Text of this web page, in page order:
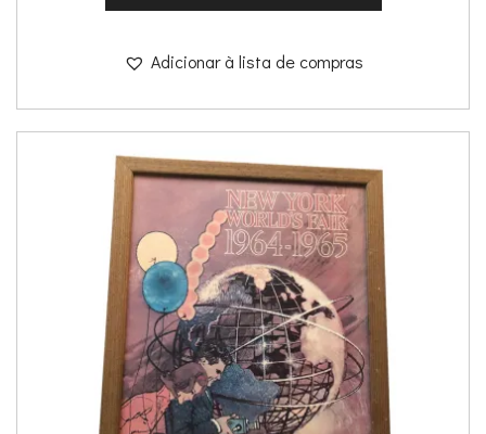
Adicionar à lista de compras